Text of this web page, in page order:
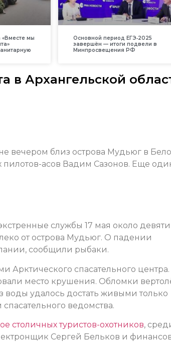
мы
Основной период ЕГЭ‑2025
завершён — итоги подвели в
Минпросвещения РФ
в Архангельской
вечером близ острова Мудьюг в
пилотов-асов Вадим Сазонов. Еще
службы 17 мая около девяти
от острова Мудьюг. О падении
сообщили рыбаки.
Арктического спасательного центра.
место крушения. Обломки
воды удалось достать живыми только
ведомства.
столичных туристов-охотников,
Сергей Бельков и